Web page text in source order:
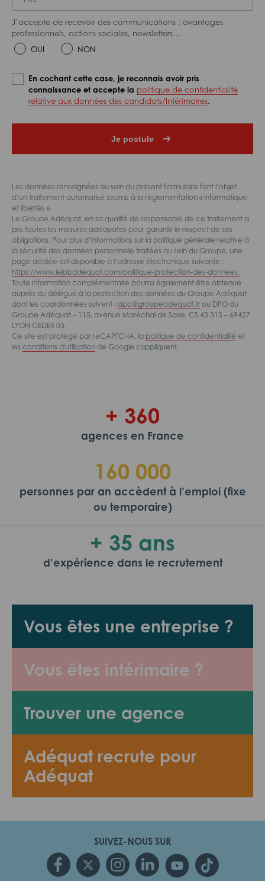
J’accepte de recevoir des communications : avantages
professionnels, actions sociales, newsletters…
OUI
NON
En cochant cette case, je reconnais avoir pris
connaissance et accepte la politique de confidentialité
relative aux données des candidats/Intérimaires.
Les données renseignées au sein du présent formulaire font l’objet
d’un traitement automatisé soumis à la réglementation « informatique
et libertés ».
Le Groupe Adéquat, en sa qualité de responsable de ce traitement a
pris toutes les mesures adéquates pour garantir le respect de ses
obligations. Pour plus d’informations sur la politique générale relative à
la sécurité des données personnelle traitées au sein du Groupe, une
page dédiée est disponible à l’adresse électronique suivante :
https://www.lejobadequat.com/politique-protection-des-donnees.
Toute information complémentaire pourra également être obtenue
auprès du délégué à la protection des données du Groupe Adéquat
dont les coordonnées suivent : dpo@groupeadequat.fr ou DPO du
Groupe Adéquat – 115, avenue Maréchal de Saxe, CS 43 315 – 69427
LYON CEDEX 03.
Ce site est protégé par reCAPTCHA, la politique de confidentialité et
les conditions d'utilisation de Google s'appliquent.
Vous êtes une entreprise ?
Vous êtes intérimaire ?
Trouver une agence
Adéquat recrute pour
Adéquat
+ 360
agences en France
160 000
personnes par an accèdent à l’emploi (fixe
ou temporaire)
+ 35 ans
d’expérience dans le recrutement
SUIVEZ-NOUS SUR